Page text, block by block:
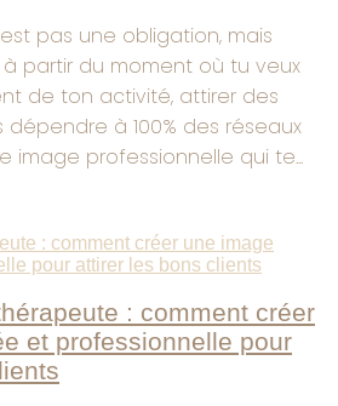
pas une obligation, mais
partir du moment où tu veux
de ton activité, attirer des
à 100% des réseaux
image professionnelle qui te...
: comment créer une image
pour attirer les bons clients
: comment créer
et professionnelle pour